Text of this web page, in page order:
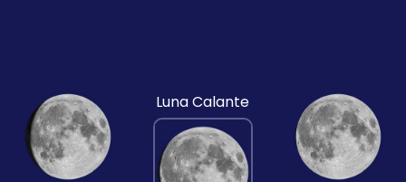
Luna Calante